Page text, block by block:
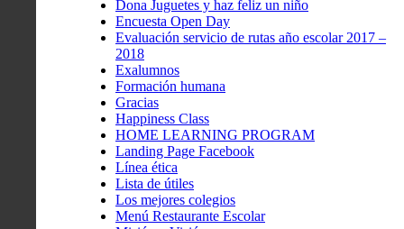
Dona Juguetes y haz feliz un niño
Encuesta Open Day
Evaluación servicio de rutas año escolar 2017 –
2018
Exalumnos
Formación humana
Gracias
Happiness Class
HOME LEARNING PROGRAM
Landing Page Facebook
Línea ética
Lista de útiles
Los mejores colegios
Menú Restaurante Escolar